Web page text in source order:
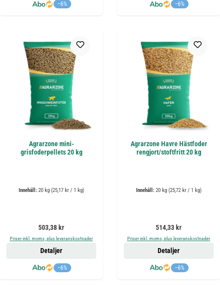
−6% −6%
Agrarzone mini-
grisfoderpellets 20 kg
Innehåll: 20 kg (25,17 kr / 1 kg)
Ordinarie pris:
503,38 kr
Priser inkl. moms, plus leveranskostnader
−6%
Detaljer
Agrarzone Havre Hästfoder
rengjort/stoftfritt 20 kg
Innehåll: 20 kg (25,72 kr / 1 kg)
Ordinarie pris:
514,33 kr
Priser inkl. moms, plus leveranskostnader
−6%
Detaljer